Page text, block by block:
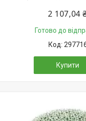
2 107,04
Готово до
Купити